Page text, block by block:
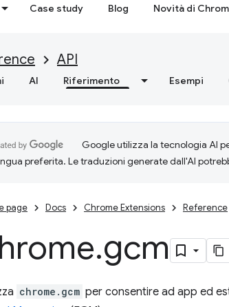
Case study Blog Novità di
API
AI Riferimento Esempi
Google utilizza la tecnologia AI
preferita. Le traduzioni generate dall'AI
page Docs Chrome Extensions Reference
.gcm
chrome.gcm per consentire ad app ed